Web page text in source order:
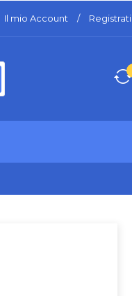
Il mio Account / Registrati